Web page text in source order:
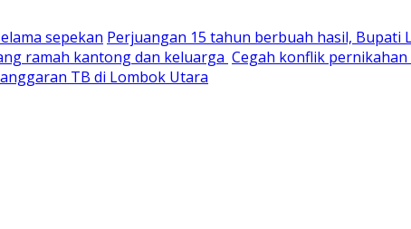
sepekan Perjuangan 15 tahun berbuah hasil, Bupati
ramah kantong dan keluarga Cegah konflik
TB di Lombok Utara